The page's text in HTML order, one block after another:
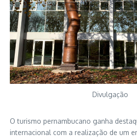
Divulgação
O turismo pernambucano ganha
internacional com a realização de um